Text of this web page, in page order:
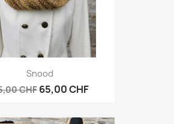
Snood
CHF 65,00 CHF